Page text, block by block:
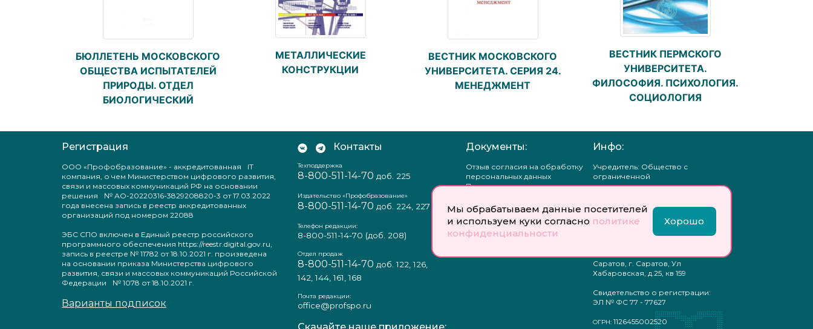
Мы обрабатываем данные посетителей
и используем куки согласно политике
конфиденциальности
Хорошо
БЮЛЛЕТЕНЬ МОСКОВСКОГО
ОБЩЕСТВА ИСПЫТАТЕЛЕЙ
ПРИРОДЫ. ОТДЕЛ
БИОЛОГИЧЕСКИЙ
МЕТАЛЛИЧЕСКИЕ
КОНСТРУКЦИИ
ВЕСТНИК МОСКОВСКОГО
УНИВЕРСИТЕТА. СЕРИЯ 24.
МЕНЕДЖМЕНТ
ВЕСТНИК ПЕРМСКОГО
УНИВЕРСИТЕТА.
ФИЛОСОФИЯ. ПСИХОЛОГИЯ.
СОЦИОЛОГИЯ
Регистрация
ООО «Профобразование» - аккредитованная IT
компания, о чем Министерством цифрового развития,
связи и массовых коммуникаций РФ на основании
решения № АО-20220316-3829208820-3 от 17.03.2022
года внесена запись в реестр аккредитованных
организаций под номером 22088
ЭБС СПО включен в Единый реестр российского
программного обеспечения https://reestr.digital.gov.ru,
запись в реестре № 11782 от 18.10.2021 г. произведена
на основании приказа Министерства цифрового
развития, связи и массовых коммуникаций Российской
Федерации № 1078 от 18.10.2021 г.
Варианты подписок
Контакты
Техподдержка
8-800-511-14-70 доб. 225
Издательство «Профобразование»
8-800-511-14-70 доб. 224, 227
Телефон редакции:
8-800-511-14-70 (доб. 208)
Отдел продаж
8-800-511-14-70 доб. 122, 126,
142, 144, 161, 168
Почта редакции:
office@profspo.ru
Документы:
Отзыв согласия на обработку
персональных данных
Пользовательское
Политика
конфиденциальности
Положение о защите
персональных данных
Инфо:
Учредитель: Общество с
ограниченной
ответственностью
Главный редактор: Богатырева
Е. А.
Саратов, г. Саратов, Ул
Хабаровская, д.25, кв 159
Свидетельство о регистрации:
ЭЛ № ФС 77 - 77627
ОГРН: 1126455002520